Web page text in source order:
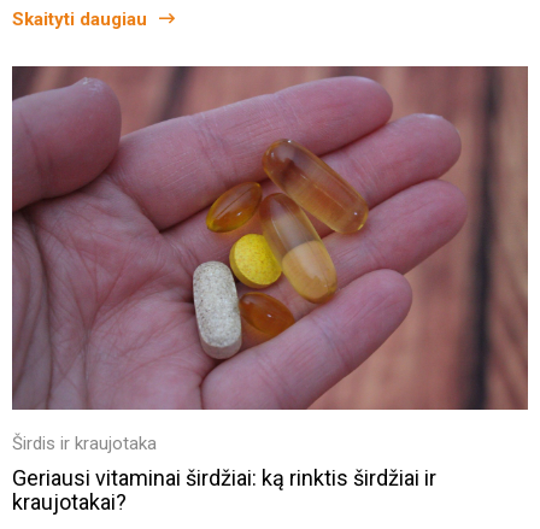
Skaityti daugiau
Širdis ir kraujotaka
Geriausi vitaminai širdžiai: ką rinktis širdžiai ir
kraujotakai?